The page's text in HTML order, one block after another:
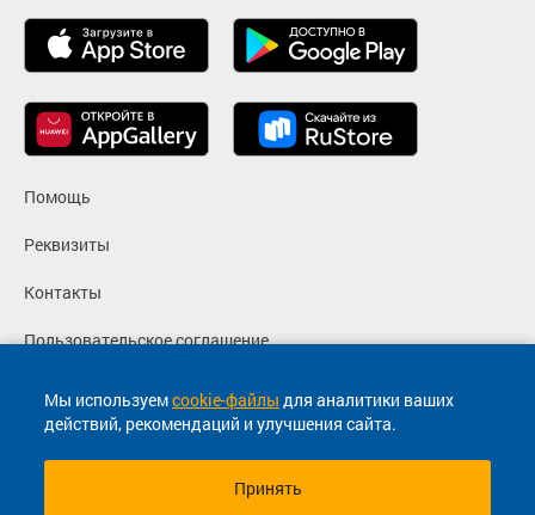
Мы используемcookie-файлы для аналитики ваших
действий, рекомендаций и улучшения сайта.
Принять
Помощь
Реквизиты
Контакты
Пользовательское соглашение
Политика конфиденциальности
Согласие на маркетинговые сообщения
© 2013-2026, ООО "Капитал"- Онлайн сервис продажи